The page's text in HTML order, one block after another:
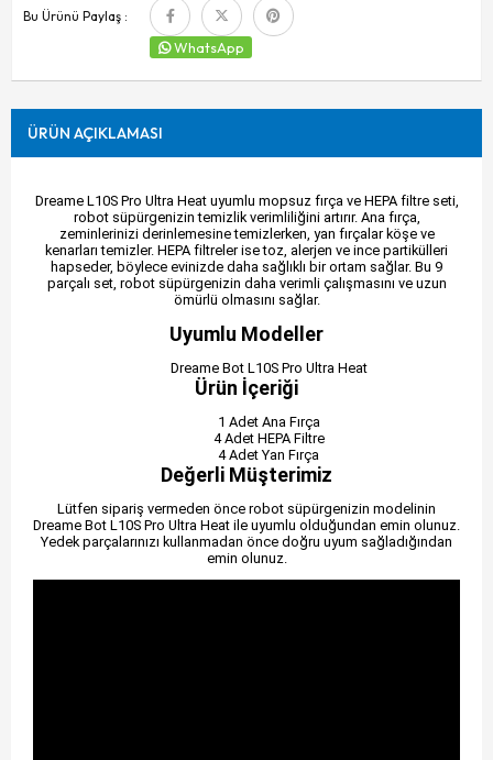
Bu Ürünü Paylaş :
WhatsApp
ÜRÜN AÇIKLAMASI
Dreame L10S Pro Ultra Heat uyumlu mopsuz fırça ve HEPA filtre seti,
robot süpürgenizin temizlik verimliliğini artırır. Ana fırça,
zeminlerinizi derinlemesine temizlerken, yan fırçalar köşe ve
kenarları temizler. HEPA filtreler ise toz, alerjen ve ince partikülleri
hapseder, böylece evinizde daha sağlıklı bir ortam sağlar. Bu 9
parçalı set, robot süpürgenizin daha verimli çalışmasını ve uzun
ömürlü olmasını sağlar.
Uyumlu Modeller
Dreame Bot L10S Pro Ultra Heat
Ürün İçeriği
1 Adet Ana Fırça
4 Adet HEPA Filtre
4 Adet Yan Fırça
Değerli Müşterimiz
Lütfen sipariş vermeden önce robot süpürgenizin modelinin
Dreame Bot L10S Pro Ultra Heat ile uyumlu olduğundan emin olunuz.
Yedek parçalarınızı kullanmadan önce doğru uyum sağladığından
emin olunuz.